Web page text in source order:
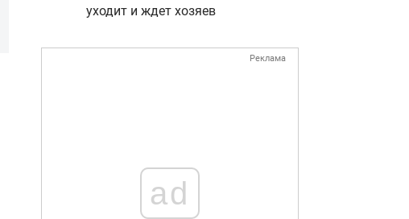
уходит и ждет хозяев
Реклама
ad